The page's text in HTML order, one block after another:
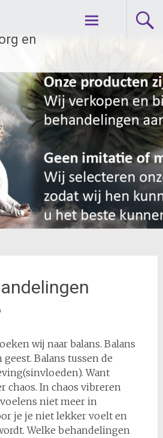
en
wij naar balans. Balans
Balans tussen de
Want
chaos. In chaos vibreren
niet meer in
je je niet lekker voelt en
Welke behandelingen